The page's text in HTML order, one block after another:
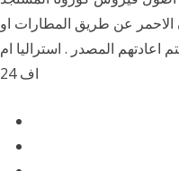
الاحمر عن طريق المطارات او
اعادتهم المصدر . استراليا ام
اف 24